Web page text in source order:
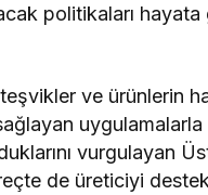
politikaları hayata
ve ürünlerin
vurgulayan
de üreticiyi